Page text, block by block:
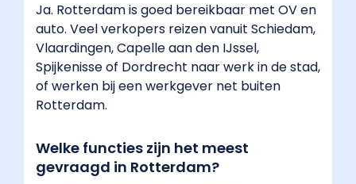
Ja. Rotterdam is goed bereikbaar met OV en
auto. Veel verkopers reizen vanuit Schiedam,
Vlaardingen, Capelle aan den IJssel,
Spijkenisse of Dordrecht naar werk in de stad,
of werken bij een werkgever net buiten
Rotterdam.
Welke functies zijn het meest
gevraagd in Rotterdam?